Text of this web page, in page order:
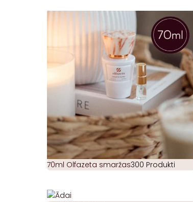
70ml Olfazeta smaržas300 Produkti